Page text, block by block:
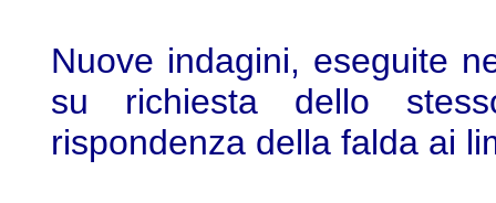
Nuove indagini, eseguite
su richiesta dello
rispondenza della falda ai